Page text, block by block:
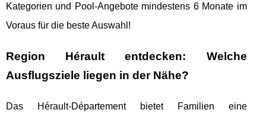
Kategorien und Pool-Angebote mindestens 6 Monate im
Voraus für die beste Auswahl!
Region Hérault entdecken: Welche
Ausflugsziele liegen in der Nähe?
Das Hérault-Département bietet Familien eine